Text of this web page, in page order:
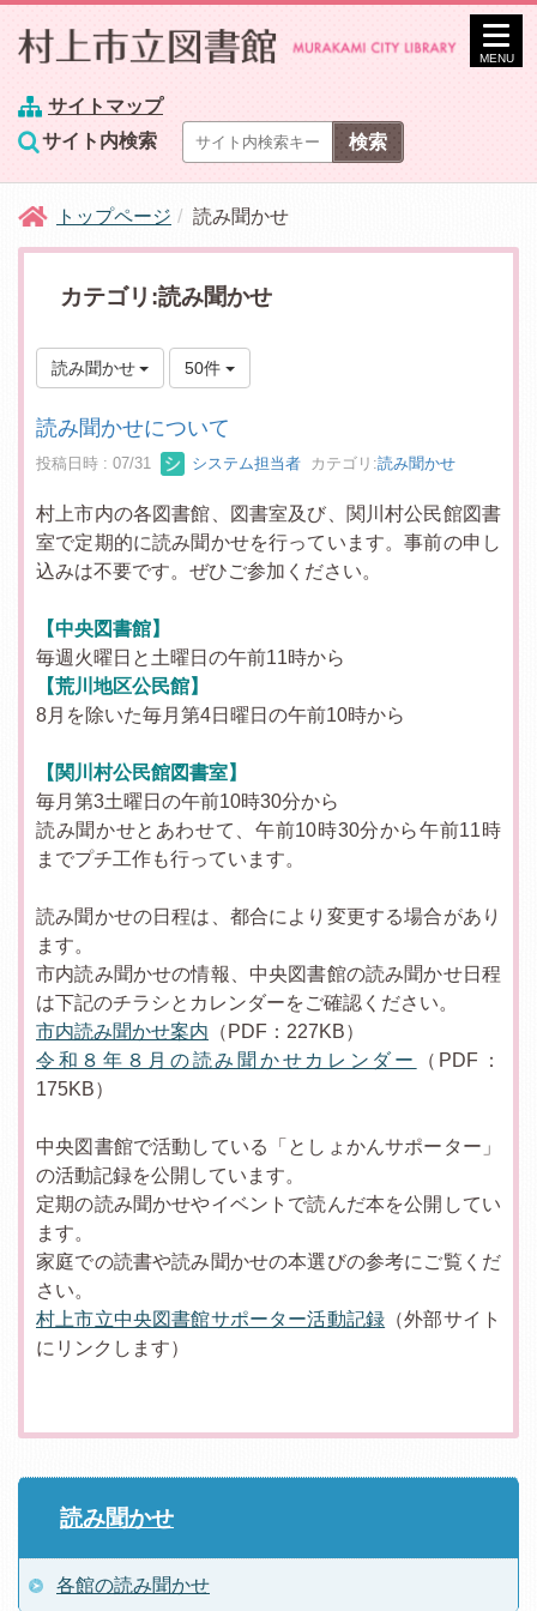
サイトマップ
サイト内検索
MENU
トップページ 読み聞かせ
カテゴリ:読み聞かせ
読み聞かせ 50件
読み聞かせについて
投稿日時 : 07/31 システム担当者 カテゴリ:読み聞かせ
村上市内の各図書館、図書室及び、関川村公民館図書
室で定期的に読み聞かせを行っています。事前の申し
込みは不要です。ぜひご参加ください。
【中央図書館】
毎週火曜日と土曜日の午前11時から
【荒川地区公民館】
8月を除いた毎月第4日曜日の午前10時から
【関川村公民館図書室】
毎月第3土曜日の午前10時30分から
読み聞かせとあわせて、午前10時30分から午前11時
までプチ工作も行っています。
読み聞かせの日程は、都合により変更する場合があり
ます。
市内読み聞かせの情報、中央図書館の読み聞かせ日程
は下記のチラシとカレンダーをご確認ください。
市内読み聞かせ案内 （PDF：227KB）
令和８年８月の読み聞かせカレンダー
（PDF：
175KB）
中央図書館で活動している「としょかんサポーター」
の活動記録を公開しています。
定期の読み聞かせやイベントで読んだ本を公開してい
ます。
家庭での読書や読み聞かせの本選びの参考にご覧くだ
さい。
村上市立中央図書館サポーター活動記録 （外部サイト
にリンクします）
読み聞かせ
各館の読み聞かせ